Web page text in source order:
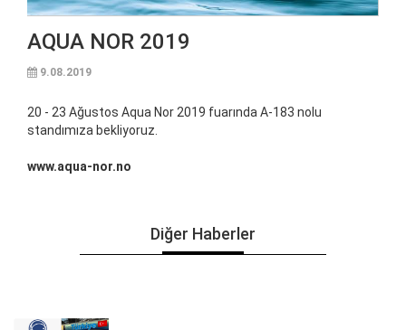
AQUA NOR 2019
9.08.2019
20 - 23 Ağustos Aqua Nor 2019 fuarında A-183 nolu
standımıza bekliyoruz.
www.aqua-nor.no
Diğer Haberler